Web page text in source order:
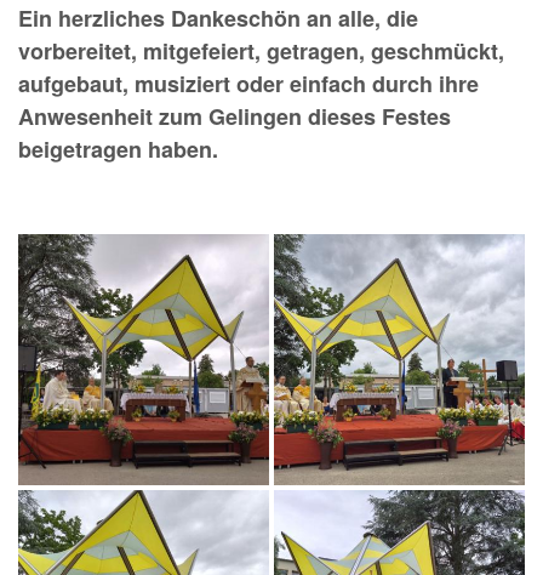
Ein herzliches Dankeschön an alle, die
vorbereitet, mitgefeiert, getragen, geschmückt,
aufgebaut, musiziert oder einfach durch ihre
Anwesenheit zum Gelingen dieses Festes
beigetragen haben.